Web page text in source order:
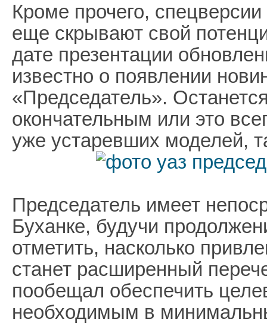
Кроме прочего,
еще скрывают свой
дате презентации
известно о появлении
«Председатель».
окончательным или это
уже устаревших моделей,
Председатель имеет
Буханке, будучи
отметить, насколько
станет расширенный
пообещал обеспечить
необходимым в